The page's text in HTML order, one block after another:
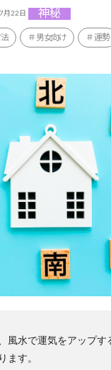
月22日 神秘
男女向け 運勢
風水で運気をアップす
ます。